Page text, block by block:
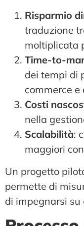
Risparmio
traduzione
moltiplicata
Time-to-
dei tempi di
commerce
Costi
nella
Scalabilità:
maggiori
Un progetto
permette di
di impegnarsi